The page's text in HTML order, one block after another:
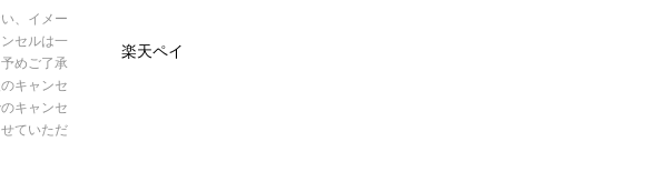
、イメー
セルは一
めご了承
キャンセ
キャンセ
ていただ
楽天ペイ